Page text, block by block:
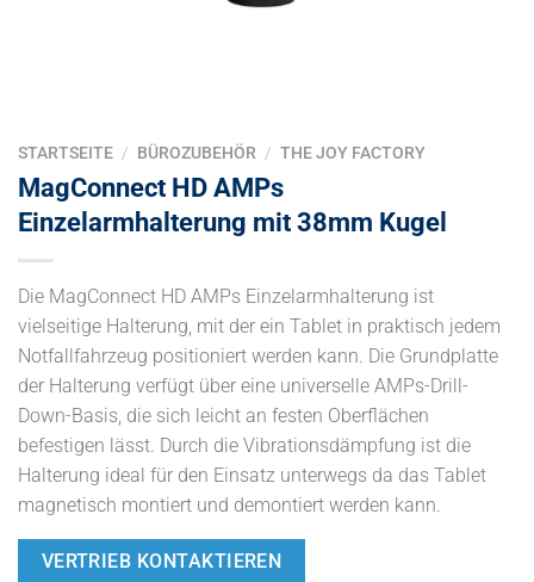
STARTSEITE / BÜROZUBEHÖR / THE JOY FACTORY
MagConnect HD AMPs
Einzelarmhalterung mit 38mm Kugel
Die MagConnect HD AMPs Einzelarmhalterung ist
vielseitige Halterung, mit der ein Tablet in praktisch jedem
Notfallfahrzeug positioniert werden kann. Die Grundplatte
der Halterung verfügt über eine universelle AMPs-Drill-
Down-Basis, die sich leicht an festen Oberflächen
befestigen lässt. Durch die Vibrationsdämpfung ist die
Halterung ideal für den Einsatz unterwegs da das Tablet
magnetisch montiert und demontiert werden kann.
VERTRIEB KONTAKTIEREN